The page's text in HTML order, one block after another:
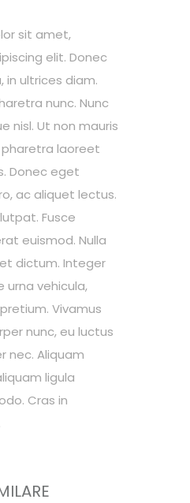
sit amet,
elit. Donec
in ultrices diam.
nunc. Nunc
nisl. Ut non mauris
laoreet
Donec eget
ac aliquet lectus.
Fusce
euismod. Nulla
dictum. Integer
urna vehicula,
Vivamus
nunc, eu luctus
nec. Aliquam
ligula
Cras in